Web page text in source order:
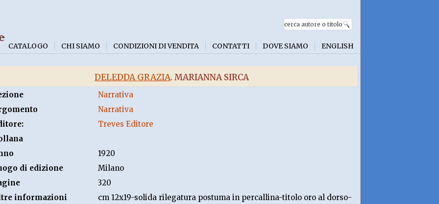
CATALOGO CHI SIAMO CONDIZIONI DI VENDITA CONTATTI DOVE SIAMO ENGLISH
DELEDDA GRAZIA. MARIANNA SIRCA
Narrativa
Narrativa
Treves Editore
1920
di edizione
Milano
320
informazioni
cm 12x19-solida rilegatura postuma in percallina-titolo oro al dorso-